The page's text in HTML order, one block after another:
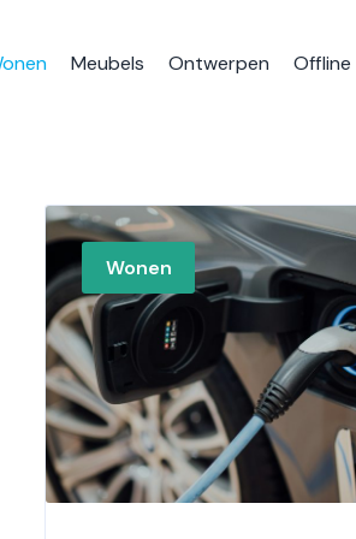
Meubels Ontwerpen Offline
Wonen